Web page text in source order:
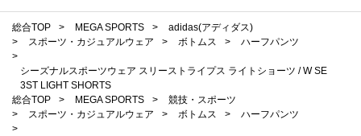
総合TOP > MEGA SPORTS >
adidas(アディダス)
>
スポーツ・カジュアルウェア > ボトムス >
ハーフパンツ
>
シーズナルスポーツウェア スリーストライプス ライトショーツ / W SE
3ST LIGHT SHORTS
総合TOP
> MEGA SPORTS >
競技・スポーツ
>
スポーツ・カジュアルウェア > ボトムス >
ハーフパンツ
>